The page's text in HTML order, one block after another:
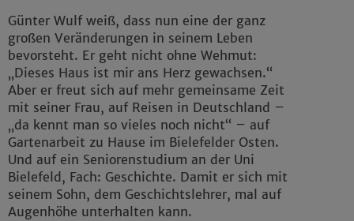
Günter Wulf weiß, dass nun eine der ganz
großen Veränderungen in seinem Leben
bevorsteht. Er geht nicht ohne Wehmut:
„Dieses Haus ist mir ans Herz gewachsen.“
Aber er freut sich auf mehr gemeinsame Zeit
mit seiner Frau, auf Reisen in Deutschland –
„da kennt man so vieles noch nicht“ – auf
Gartenarbeit zu Hause im Bielefelder Osten.
Und auf ein Seniorenstudium an der Uni
Bielefeld, Fach: Geschichte. Damit er sich mit
seinem Sohn, dem Geschichtslehrer, mal auf
Augenhöhe unterhalten kann.